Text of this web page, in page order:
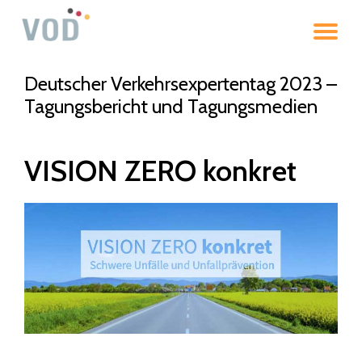
Deutscher Verkehrsexpertentag 2023 –
Tagungsbericht und Tagungsmedien
VISION ZERO konkret